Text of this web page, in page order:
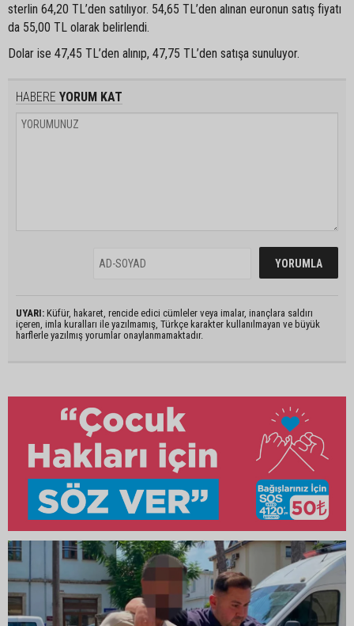
sterlin 64,20 TL’den satılıyor. 54,65 TL’den alınan euronun satış fiyatı
da 55,00 TL olarak belirlendi.
Dolar ise 47,45 TL’den alınıp, 47,75 TL’den satışa sunuluyor.
HABERE YORUM KAT
UYARI: Küfür, hakaret, rencide edici cümleler veya imalar, inançlara saldırı
içeren, imla kuralları ile yazılmamış, Türkçe karakter kullanılmayan ve büyük
harflerle yazılmış yorumlar onaylanmamaktadır.